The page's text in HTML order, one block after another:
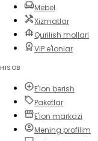
Mebel
Xizmatlar
Qurilish mollari
VIP e'lonlar
HISOB
E'lon berish
Paketlar
E'lon markazi
Mening profilim